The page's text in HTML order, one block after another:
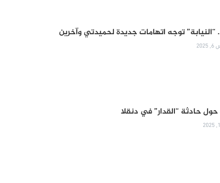
“النيابة” توجه اتهامات جديدة لحميدتي وآخرين
حادثة “القدار” في دنقلا